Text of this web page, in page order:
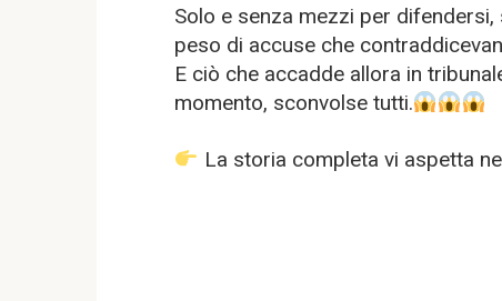
Solo e senza mezzi per
peso di accuse che
E ciò che accadde allora in
momento, sconvolse tutti.
La storia completa vi aspetta